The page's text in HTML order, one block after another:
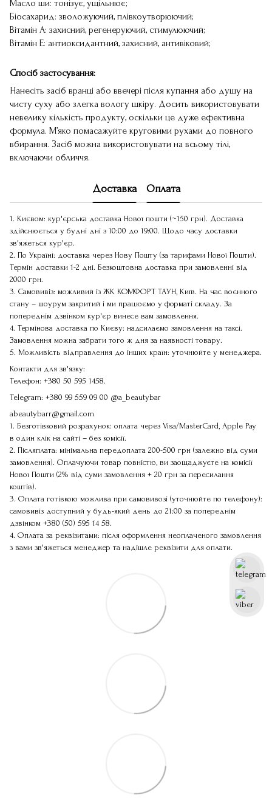
Масло ши: тонізує, ущільнює;
Біосахарид: зволожуючий, плівкоутворюючий;
Вітамін А: захисний, регенеруючий, стимулюючий;
Вітамін Е: антиоксидантний, захисний, антивіковий;
Спосіб застосування:
Нанесіть засіб вранці або ввечері після купання або душу на
чисту суху або злегка вологу шкіру. Досить використовувати
невелику кількість продукту, оскільки це дуже ефективна
формула. М’яко помасажуйте круговими рухами до повного
вбирання. Засіб можна використовувати на всьому тілі,
включаючи обличчя.
Доставка Оплата
1. Києвом: кур'єрська доставка Нової пошти (~150 грн). Доставка
здійснюється у будні дні з 10:00 до 19:00. Щодо часу доставки
зв'яжеться кур'єр.
2. По Україні: доставка через Нову Пошту (за тарифами Нової Пошти).
Термін доставки 1-2 дні. Безкоштовна доставка при замовленні від
2000 грн.
3. Самовивіз: можливий із ЖК КОМФОРТ ТАУН, Київ. На час воєнного
стану – шоурум закритий і ми працюємо у форматі складу. За
попереднім дзвінком кур'єр винесе вам замовлення.
4. Термінова доставка по Києву: надсилаємо замовлення на таксі.
Замовлення можна забрати того ж дня за наявності товару.
5. Можливість відправлення до інших країн: уточнюйте у менеджера.
Контакти для зв'язку:
Телефон: +380 50 595 1458.
Telegram: +380 99 559 09 00 @a_beautybar
abeautybarr@gmail.com
1. Безготівковий розрахунок: оплата через Visa/MasterCard, Apple Pay
в один клік на сайті – без комісії.
2. Післяплата: мінімальна передоплата 200-500 грн (залежно від суми
замовлення). Оплачуючи товар повністю, ви заощаджуєте на комісії
Нової Пошти (2% від суми замовлення + 20 грн за пересилання
коштів).
3. Оплата готівкою можлива при самовивозі (уточнюйте по телефону):
самовивіз доступний у будь-який день до 21:00 за попереднім
дзвінком +380 (50) 595 14 58.
4. Оплата за реквізитами: після оформлення неоплаченого замовлення
з вами зв'яжеться менеджер та надішле реквізити для оплати.